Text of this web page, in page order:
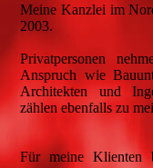
Meine Kanzlei im
2003.
Privatpersonen
Anspruch wie
Architekten und
zählen ebenfalls zu
Für meine Klienten